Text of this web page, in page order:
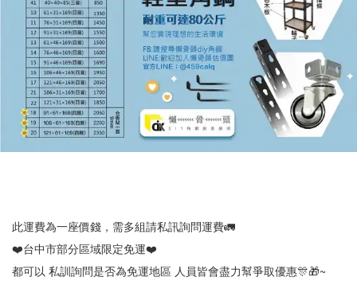
此運費為一座價錢，需多組請私訊詢問運費🚛
❤️台中市部分區域限定免運❤️
都可以 私訓詢問是否為免運地區 人員皆會盡力幫爭取優惠🎊🎁~